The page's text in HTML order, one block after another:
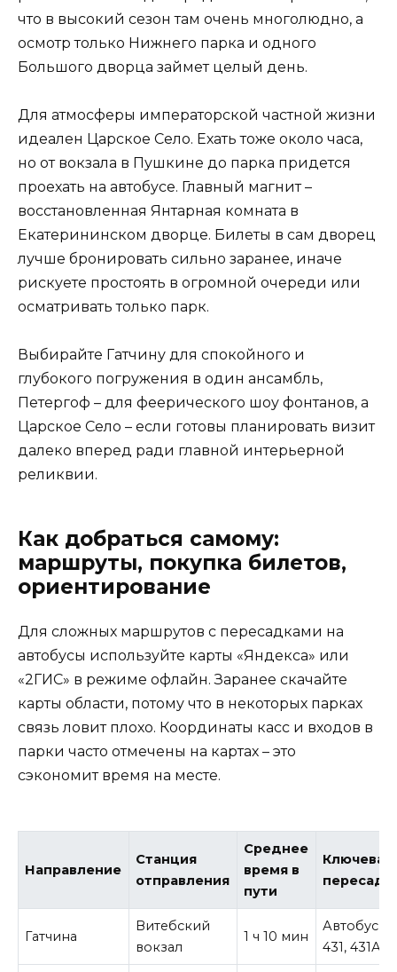
что в высокий сезон там очень многолюдно, а
осмотр только Нижнего парка и одного
Большого дворца займет целый день.
Для атмосферы императорской частной жизни
идеален Царское Село. Ехать тоже около часа,
но от вокзала в Пушкине до парка придется
проехать на автобусе. Главный магнит –
восстановленная Янтарная комната в
Екатерининском дворце. Билеты в сам дворец
лучше бронировать сильно заранее, иначе
рискуете простоять в огромной очереди или
осматривать только парк.
Выбирайте Гатчину для спокойного и
глубокого погружения в один ансамбль,
Петергоф – для феерического шоу фонтанов, а
Царское Село – если готовы планировать визит
далеко вперед ради главной интерьерной
реликвии.
Как добраться самому:
маршруты, покупка билетов,
ориентирование
Для сложных маршрутов с пересадками на
автобусы используйте карты «Яндекса» или
«2ГИС» в режиме офлайн. Заранее скачайте
карты области, потому что в некоторых парках
связь ловит плохо. Координаты касс и входов в
парки часто отмечены на картах – это
сэкономит время на месте.
Направление
Станция
отправления
Среднее
время в
пути
Ключевая
Гатчина
Витебский
вокзал
1 ч 10 мин
Автобус №
431, 431А